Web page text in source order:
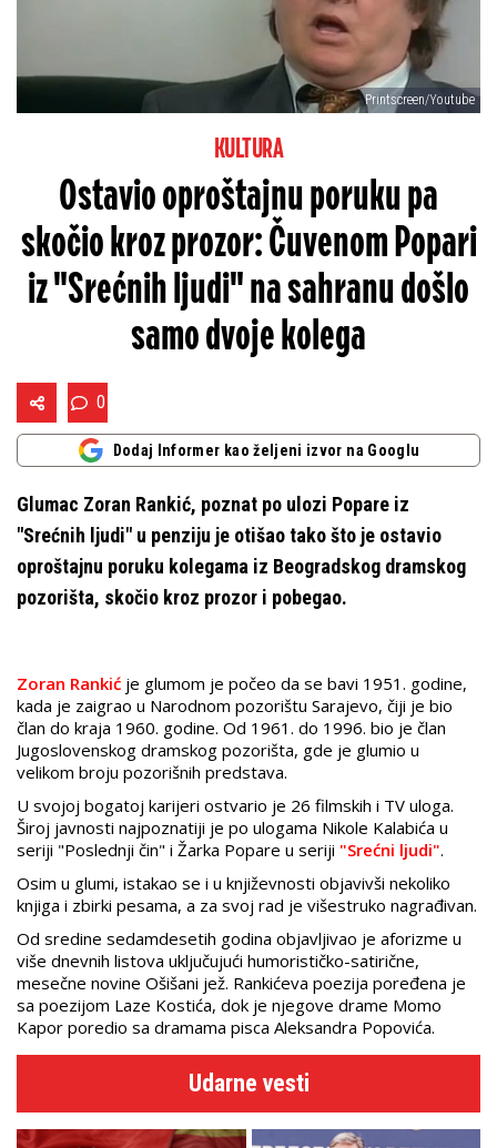
Printscreen/Youtube
KULTURA
Ostavio oproštajnu poruku pa
skočio kroz prozor: Čuvenom Popari
iz "Srećnih ljudi" na sahranu došlo
samo dvoje kolega
0
Dodaj Informer kao željeni izvor na Googlu
Glumac Zoran Rankić, poznat po ulozi Popare iz
"Srećnih ljudi" u penziju je otišao tako što je ostavio
oproštajnu poruku kolegama iz Beogradskog dramskog
pozorišta, skočio kroz prozor i pobegao.
Zoran Rankić je glumom je počeo da se bavi 1951. godine,
kada je zaigrao u Narodnom pozorištu Sarajevo, čiji je bio
član do kraja 1960. godine. Od 1961. do 1996. bio je član
Jugoslovenskog dramskog pozorišta, gde je glumio u
velikom broju pozorišnih predstava.
U svojoj bogatoj karijeri ostvario je 26 filmskih i TV uloga.
Široj javnosti najpoznatiji je po ulogama Nikole Kalabića u
seriji "Poslednji čin" i Žarka Popare u seriji "Srećni ljudi".
Osim u glumi, istakao se i u književnosti objavivši nekoliko
knjiga i zbirki pesama, a za svoj rad je višestruko nagrađivan.
Od sredine sedamdesetih godina objavljivao je aforizme u
više dnevnih listova uključujući humorističko-satirične,
mesečne novine Ošišani jež. Rankićeva poezija poređena je
sa poezijom Laze Kostića, dok je njegove drame Momo
Kapor poredio sa dramama pisca Aleksandra Popovića.
Udarne vesti